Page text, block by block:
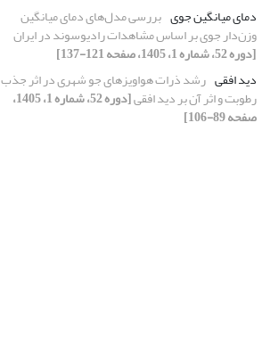
دمای میانگین جوی بررسی مدل‌های دمای میانگین
وزن‌دار جوی بر اساس مشاهدات رادیوسوند در ایران
[دوره 52، شماره 1، 1405، صفحه 121-137]
دید افقی رشد ذرات هواویزهای جو شهری در اثر جذب
رطوبت و اثر آن بر دید افقی [دوره 52، شماره 1، 1405،
صفحه 89-106]